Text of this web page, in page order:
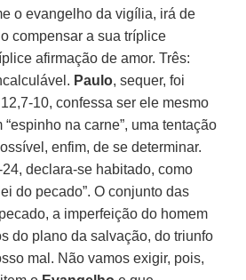
o evangelho da vigília, irá de
compensar a sua tríplice
afirmação de amor. Três:
Paulo, sequer, foi
10, confessa ser ele mesmo
na carne”, uma tentação
enfim, de se determinar.
declara-se habitado, como
do pecado”. O conjunto das
a imperfeição do homem
do plano da salvação, do triunfo
mal. Não vamos exigir, pois,